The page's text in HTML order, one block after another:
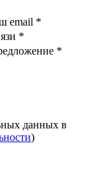
email *
*
*
данных в
)